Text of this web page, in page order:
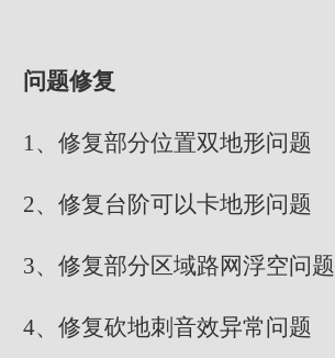
问题修复
1、修复部分位置双地形问题
2、修复台阶可以卡地形问题
3、修复部分区域路网浮空问题
4、修复砍地刺音效异常问题